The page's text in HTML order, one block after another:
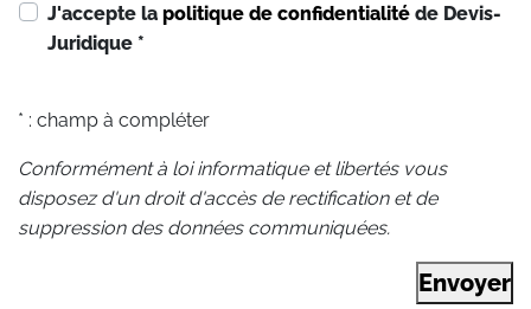
J'accepte la politique de confidentialité de Devis-
Juridique *
* : champ à compléter
Conformément à loi informatique et libertés vous
disposez d'un droit d'accès de rectification et de
suppression des données communiquées.
Envoyer